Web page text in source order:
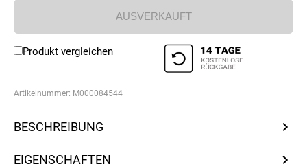
AUSVERKAUFT
Produkt vergleichen
Artikelnummer: M000084544
BESCHREIBUNG
EIGENSCHAFTEN